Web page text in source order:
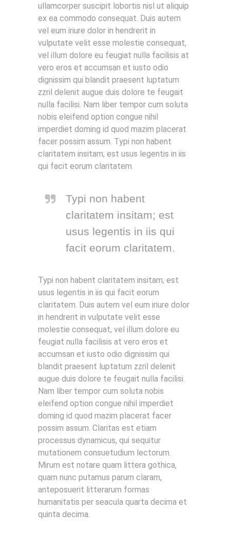
ullamcorper suscipit lobortis nisl ut aliquip
ex ea commodo consequat. Duis autem
vel eum iriure dolor in hendrerit in
vulputate velit esse molestie consequat,
vel illum dolore eu feugiat nulla facilisis at
vero eros et accumsan et iusto odio
dignissim qui blandit praesent luptatum
zzril delenit augue duis dolore te feugait
nulla facilisi. Nam liber tempor cum soluta
nobis eleifend option congue nihil
imperdiet doming id quod mazim placerat
facer possim assum. Typi non habent
claritatem insitam; est usus legentis in iis
qui facit eorum claritatem.
Typi non habent
claritatem insitam; est
usus legentis in iis qui
facit eorum claritatem.
Typi non habent claritatem insitam; est
usus legentis in iis qui facit eorum
claritatem. Duis autem vel eum iriure dolor
in hendrerit in vulputate velit esse
molestie consequat, vel illum dolore eu
feugiat nulla facilisis at vero eros et
accumsan et iusto odio dignissim qui
blandit praesent luptatum zzril delenit
augue duis dolore te feugait nulla facilisi.
Nam liber tempor cum soluta nobis
eleifend option congue nihil imperdiet
doming id quod mazim placerat facer
possim assum. Claritas est etiam
processus dynamicus, qui sequitur
mutationem consuetudium lectorum.
Mirum est notare quam littera gothica,
quam nunc putamus parum claram,
anteposuerit litterarum formas
humanitatis per seacula quarta decima et
quinta decima.